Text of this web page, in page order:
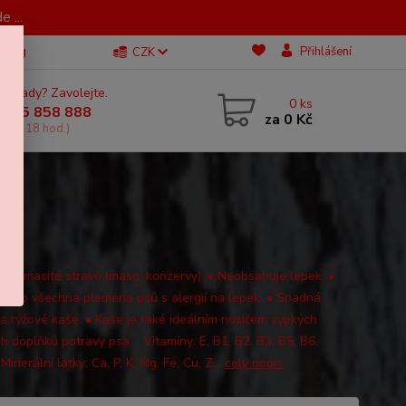
...
Blog CZK Přihlášení
si rady? Zavolejte.
605 858 888
11-18 hod.)
0 ks
za 0 Kč
k masité stravě (maso, konzervy). • Neobsahuje lepek. •
pro všechna plemena psů s alergií na lepek. • Snadná
rýžové kaše. • Kaše je také ideálním nosičem sypkých
doplňků potravy psa. Vitamíny: E, B1, B2, B3, B5, B6,
látky: Ca, P, K, Mg, Fe, Cu, Z... celý popis